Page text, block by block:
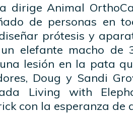
dirige Animal
de personas en
prótesis y
un elefante macho de
lesión en la pata
Doug y Sandi
Living with
con la esperanza de